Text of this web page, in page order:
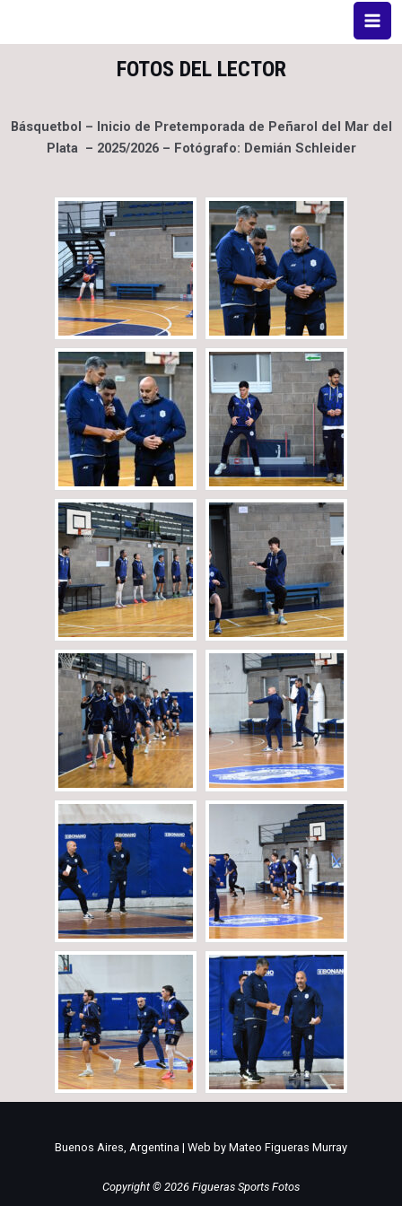
FOTOS DEL LECTOR
Básquetbol – Inicio de Pretemporada de Peñarol del Mar del
Plata – 2025/2026 – Fotógrafo: Demián Schleider
Buenos Aires, Argentina | Web by Mateo Figueras Murray
Copyright © 2026 Figueras Sports Fotos